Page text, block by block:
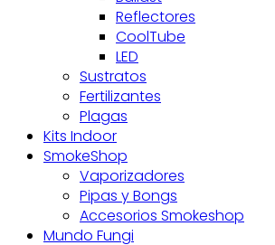
Reflectores
CoolTube
LED
Sustratos
Fertilizantes
Plagas
Kits Indoor
SmokeShop
Vaporizadores
Pipas y Bongs
Accesorios Smokeshop
Mundo Fungi